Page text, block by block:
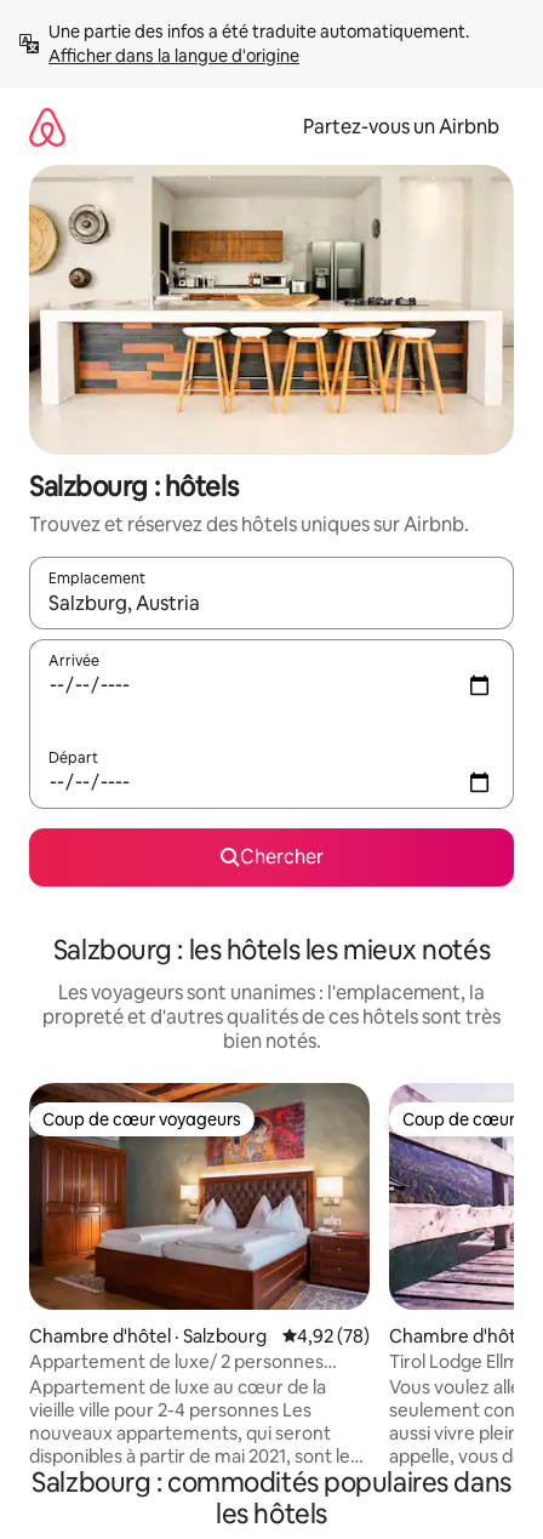
directement
Afficher dans la langue d'origine
Partez-vous un Airbnb
Salzbourg : hôtels
Trouvez et réservez des hôtels uniques sur Airbnb.
Emplacement
Quand les résultats sont affichés, parcourez-les en utilisant
Arrivée
Départ
Chercher
Salzbourg : les hôtels les mieux notés
Les voyageurs sont unanimes : l'emplacement, la
propreté et d'autres qualités de ces hôtels sont très
bien notés.
Coup de cœur voyageurs
Coup de cœur voyageurs
Chambre d'hôtel · Salzbourg Note moyenne de 4,92 sur 5,
4,92 (78)
Appartement de luxe/ 2 personnes
40 m², 3-4 personnes 65 m²
Appartement de luxe au cœur de la
vieille ville pour 2-4 personnes Les
nouveaux appartements, qui seront
disponibles à partir de mai 2021, sont les
premiers proposés par l'hôtel Stadtkrug
Altstadt. Tous disposent d'une cuisine
avec des appareils haut de gamme.
Coup de cœur
Coup de cœur
Chambre d'hôtel ·
Tirol Lodge
Vous voulez aller
seulement
aussi vivre
appelle, vous
Plongez dans les
Salzbourg : commodités populaires dans
les hôtels